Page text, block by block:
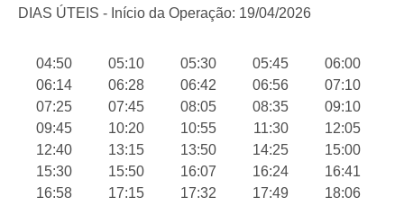
DIAS ÚTEIS - Início da Operação: 19/04/2026
04:50 05:10 05:30 05:45
06:00
06:14
06:28 06:42 06:56
07:10
07:25
07:45 08:05 08:35
09:10
09:45
10:20 10:55 11:30
12:05
12:40
13:15 13:50 14:25
15:00
15:30
15:50 16:07 16:24
16:41
16:58
17:15 17:32 17:49
18:06